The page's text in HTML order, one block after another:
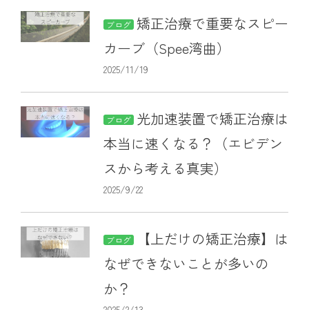
ブログ 矯正治療で重要なスピー
カーブ（Spee湾曲）
2025/11/19
ブログ 光加速装置で矯正治療は
本当に速くなる？（エビデン
スから考える真実）
2025/9/22
ブログ
【上だけの矯正治療】は
なぜできないことが多いの
か？